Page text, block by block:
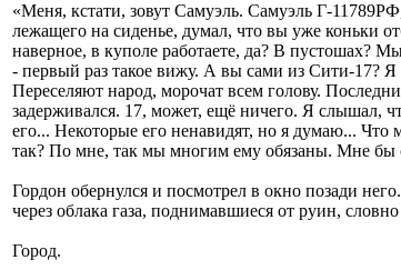
«Меня, кстати, зовут Самуэль. Самуэль Г-
лежащего на сиденье, думал, что вы уже коньки
наверное, в куполе работаете, да? В пустошах?
- первый раз такое вижу. А вы сами из Сити-17? Я
Переселяют народ, морочат всем голову.
задерживался. 17, может, ещё ничего. Я слышал,
его... Некоторые его ненавидят, но я думаю...
так? По мне, так мы многим ему обязаны. Мне бы
Гордон обернулся и посмотрел в окно позади
через облака газа, поднимавшиеся от руин,
Город.